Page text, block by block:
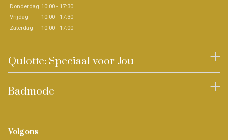
Donderdag 10:00 - 17:30
Vrijdag
10:00 - 17.30
Zaterdag
10.00 - 17.00
Qulotte: Speciaal voor Jou
Badmode
Volg ons